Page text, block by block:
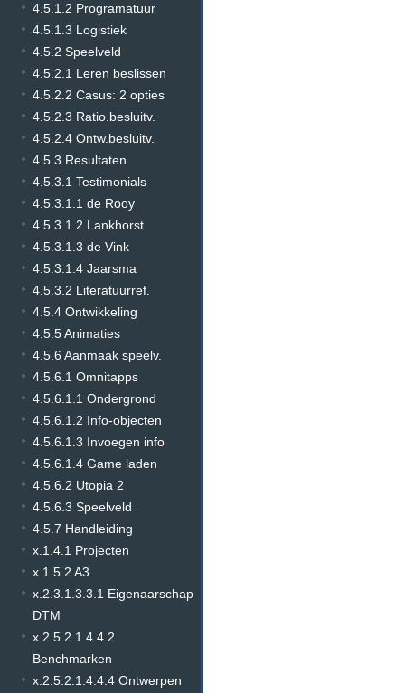
4.5.1.2 Programatuur
4.5.1.3 Logistiek
4.5.2 Speelveld
4.5.2.1 Leren beslissen
4.5.2.2 Casus: 2 opties
4.5.2.3 Ratio.besluitv.
4.5.2.4 Ontw.besluitv.
4.5.3 Resultaten
4.5.3.1 Testimonials
4.5.3.1.1 de Rooy
4.5.3.1.2 Lankhorst
4.5.3.1.3 de Vink
4.5.3.1.4 Jaarsma
4.5.3.2 Literatuurref.
4.5.4 Ontwikkeling
4.5.5 Animaties
4.5.6 Aanmaak speelv.
4.5.6.1 Omnitapps
4.5.6.1.1 Ondergrond
4.5.6.1.2 Info-objecten
4.5.6.1.3 Invoegen info
4.5.6.1.4 Game laden
4.5.6.2 Utopia 2
4.5.6.3 Speelveld
4.5.7 Handleiding
x.1.4.1 Projecten
x.1.5.2 A3
x.2.3.1.3.3.1 Eigenaarschap
DTM
x.2.5.2.1.4.4.2
Benchmarken
x.2.5.2.1.4.4.4 Ontwerpen